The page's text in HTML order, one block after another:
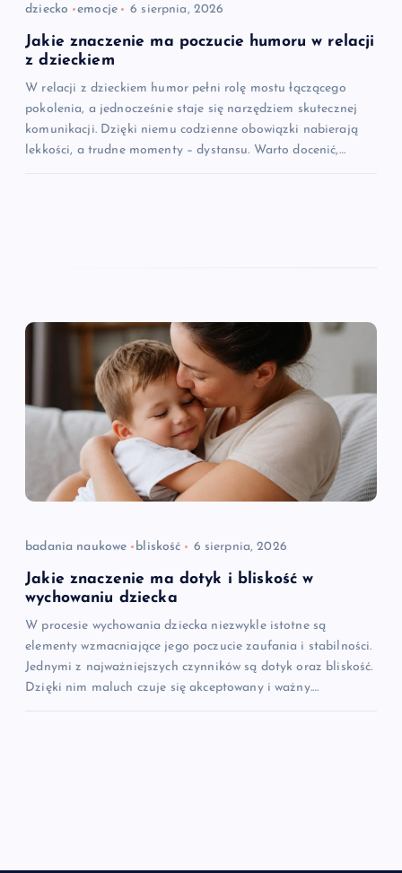
dziecko emocje 6 sierpnia, 2026
Jakie znaczenie ma poczucie humoru w relacji
z dzieckiem
W relacji z dzieckiem humor pełni rolę mostu łączącego
pokolenia, a jednocześnie staje się narzędziem skutecznej
komunikacji. Dzięki niemu codzienne obowiązki nabierają
lekkości, a trudne momenty – dystansu. Warto docenić,…
badania naukowe bliskość 6 sierpnia, 2026
Jakie znaczenie ma dotyk i bliskość w
wychowaniu dziecka
W procesie wychowania dziecka niezwykle istotne są
elementy wzmacniające jego poczucie zaufania i stabilności.
Jednymi z najważniejszych czynników są dotyk oraz bliskość.
Dzięki nim maluch czuje się akceptowany i ważny.…